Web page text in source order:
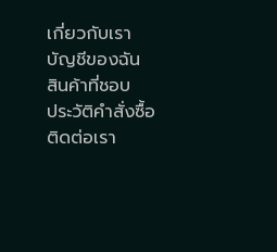
เกี่ยวกับเรา
บัญชีของฉัน
สินค้าที่ชอบ
ประวัติคำสั่งซื้อ
ติดต่อเรา